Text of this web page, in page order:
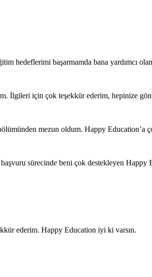
hedeflerimi başarmamda bana yardımcı
İlgileri için çok teşekkür ederim, hepinize
mezun oldum. Happy Education’a
sürecinde beni çok destekleyen Happy
ederim. Happy Education iyi ki varsın.